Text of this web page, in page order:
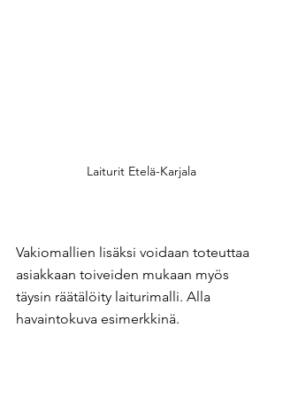
Laiturit Etelä-Karjala
Vakiomallien lisäksi voidaan toteuttaa
asiakkaan toiveiden mukaan myös
täysin räätälöity laiturimalli. Alla
havaintokuva esimerkkinä.